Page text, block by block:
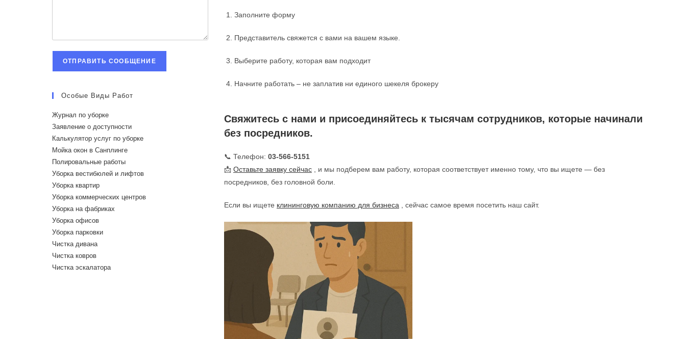
Заполните форму
Представитель свяжется с вами на вашем языке.
Выберите работу, которая вам подходит
Начните работать – не заплатив ни единого шекеля брокеру
Свяжитесь с нами и присоединяйтесь к тысячам сотрудников, которые начинали
без посредников.
📞 Телефон: 03-566-5151
📩 Оставьте заявку сейчас , и мы подберем вам работу, которая соответствует именно тому, что вы ищете — без
посредников, без головной боли.
Если вы ищете клининговую компанию для бизнеса , сейчас самое время посетить наш сайт.
ОТПРАВИТЬ СООБЩЕНИЕ
Особые Виды Работ
Журнал по уборке
Заявление о доступности
Калькулятор услуг по уборке
Мойка окон в Санплинге
Полировальные работы
Уборка вестибюлей и лифтов
Уборка квартир
Уборка коммерческих центров
Уборка на фабриках
Уборка офисов
Уборка парковки
Чистка дивана
Чистка ковров
Чистка эскалатора